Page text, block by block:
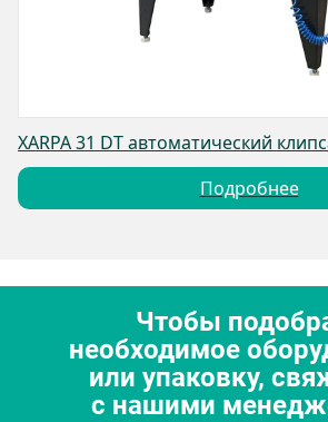
XARPA 31 DT автоматический
Подробнее
Чтобы
необходимое
или упаковку,
с нашими